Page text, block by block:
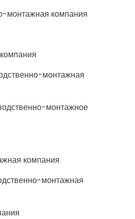
монтажная компания
монтажная
монтажное
компания
монтажная